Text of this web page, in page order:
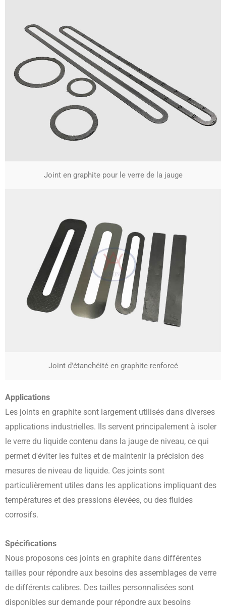
Joint en graphite pour le verre de la jauge
Joint d'étanchéité en graphite renforcé
Applications
Les joints en graphite sont largement utilisés dans diverses
applications industrielles. Ils servent principalement à isoler
le verre du liquide contenu dans la jauge de niveau, ce qui
permet d'éviter les fuites et de maintenir la précision des
mesures de niveau de liquide. Ces joints sont
particulièrement utiles dans les applications impliquant des
températures et des pressions élevées, ou des fluides
corrosifs.
Spécifications
Nous proposons ces joints en graphite dans différentes
tailles pour répondre aux besoins des assemblages de verre
de différents calibres. Des tailles personnalisées sont
disponibles sur demande pour répondre aux besoins